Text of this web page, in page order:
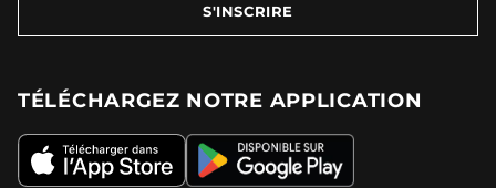
S'INSCRIRE
TÉLÉCHARGEZ NOTRE APPLICATION